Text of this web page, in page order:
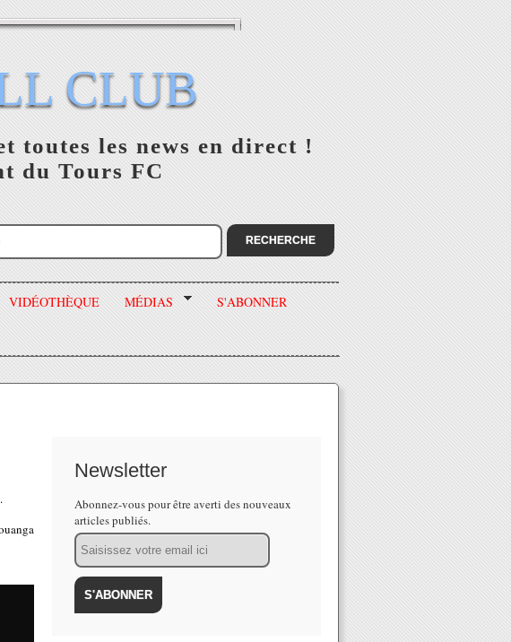
CLUB
toutes les news en direct !
du Tours FC
VIDÉOTHÈQUE MÉDIAS S'ABONNER
Newsletter
Abonnez-vous pour être averti des nouveaux
articles publiés.
Email